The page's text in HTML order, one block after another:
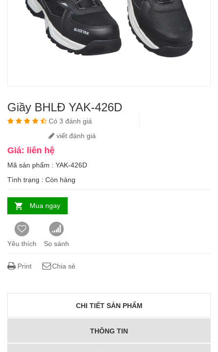
Giầy BHLĐ YAK-426D
Có 3 đánh giá
viết đánh giá
Giá: liên hệ
Mã sản phẩm : YAK-426D
Tình trạng : Còn hàng
Mua ngay
Yêu thích So sánh
Print Chia sẻ
CHI TIẾT SẢN PHẨM
THÔNG TIN